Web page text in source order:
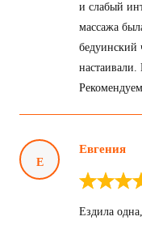
и слабый
массажа
бедуинский
Е
Евгения
Ездила